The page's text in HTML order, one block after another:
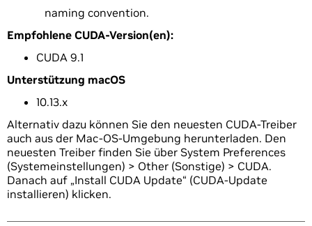
naming convention.
Empfohlene CUDA-Version(en):
CUDA 9.1
Unterstützung macOS
10.13.x
Alternativ dazu können Sie den neuesten CUDA-Treiber
auch aus der Mac-OS-Umgebung herunterladen. Den
neuesten Treiber finden Sie über System Preferences
(Systemeinstellungen) > Other (Sonstige) > CUDA.
Danach auf „Install CUDA Update“ (CUDA-Update
installieren) klicken.